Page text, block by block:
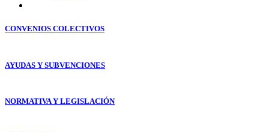
CONVENIOS COLECTIVOS
AYUDAS Y SUBVENCIONES
NORMATIVA Y LEGISLACIÓN